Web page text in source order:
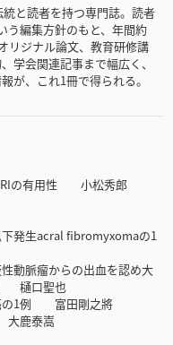
と読者を持つ専門誌。読者
う編集方針のもと、年間約
リジナル論文、教育研修講
学会関連記事まで幅広く、
が、これ1冊で得られる。
の有用性 小松秀郎
発生acral fibromyxomaの1
動脈瘤からの出血を認め大
樋口聖也
の1例 富田剛之將
鹿泰嵩